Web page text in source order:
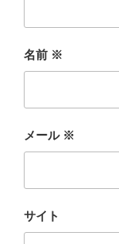
名前 ※
メール ※
サイト